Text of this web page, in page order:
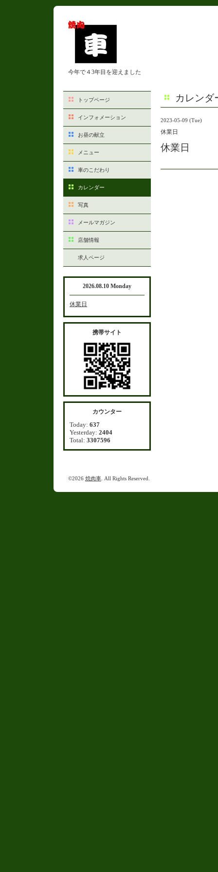
今年で４3年目を迎えました
カレンダ
2023-05-09 (Tue)
休業日
休業日
トップページ
インフォメーション
お昼の献立
メニュー
車のこだわり
カレンダー
写真
メールマガジン
店舗情報
求人ページ
2026.08.10 Monday
休業日
携帯サイト
カウンター
Today: 637
Yesterday: 2404
Total: 3307596
©2026 焼肉車 . All Rights Reserved.